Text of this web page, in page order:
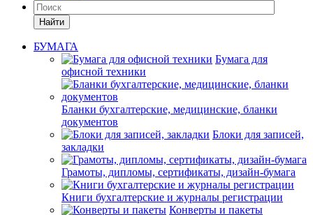
Найти
БУМАГА
Бумага для
офисной техники
Бланки бухгалтерские, медицинские, бланки
документов
Блоки для записей,
закладки
Грамоты, дипломы, сертификаты, дизайн-бумага
Книги бухгалтерские и журналы регистрации
Конверты и пакеты